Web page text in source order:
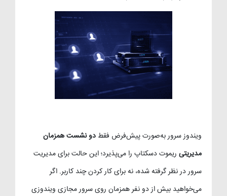
ویندوز سرور به‌صورت پیش‌فرض فقطدو نشست همزمان
مدیریتی ریموت دسکتاپ را می‌پذیرد؛ این حالت برای مدیریت
سرور در نظر گرفته شده، نه برای کار کردن چند کاربر. اگر
می‌خواهید بیش از دو نفر همزمان روی سرور مجازی ویندوزی